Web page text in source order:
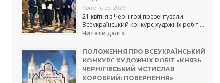
Квітень 23, 2026
21 квітня в Чернігові презентували
Всеукраїнський конкурс художніх робіт …
Читати далі »
ПОЛОЖЕННЯ ПРО ВСЕУКРАЇНСЬКИЙ
КОНКУРС ХУДОЖНІХ РОБІТ «КНЯЗЬ
ЧЕРНІГІВСЬКИЙ МСТИСЛАВ
ХОРОБРИЙ: ПОВЕРНЕННЯ»